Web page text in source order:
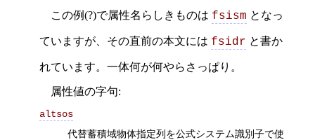
この例(?)で属性名らしきものは fsism となっ
ていますが、その直前の本文には fsidr と書か
れています。一体何が何やらさっぱり。
属性値の字句:
altsos
代替蓄積域物体指定列 を公式システム識別子で使